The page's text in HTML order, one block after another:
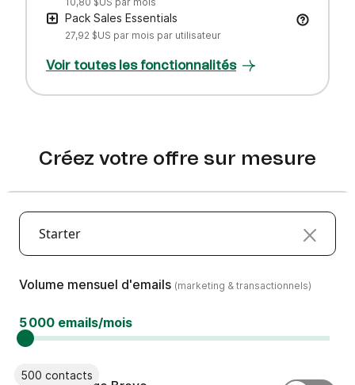
Pack Sales Essentials
27,92 $US par mois par utilisateur
Voir toutes les fonctionnalités
Créez votre offre sur mesure
Starter
Volume mensuel d'emails (marketing & transactionnels)
(marketing & transactionnels)
5 000 emails/mois
500 contacts